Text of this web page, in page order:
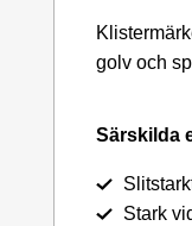
golv och
Särskilda
Stark